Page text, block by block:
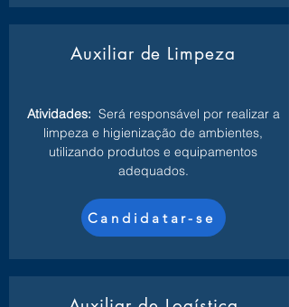
Auxiliar de Limpeza
Atividades: Será responsável por realizar a
limpeza e higienização de ambientes,
utilizando produtos e equipamentos
adequados.
Candidatar-se